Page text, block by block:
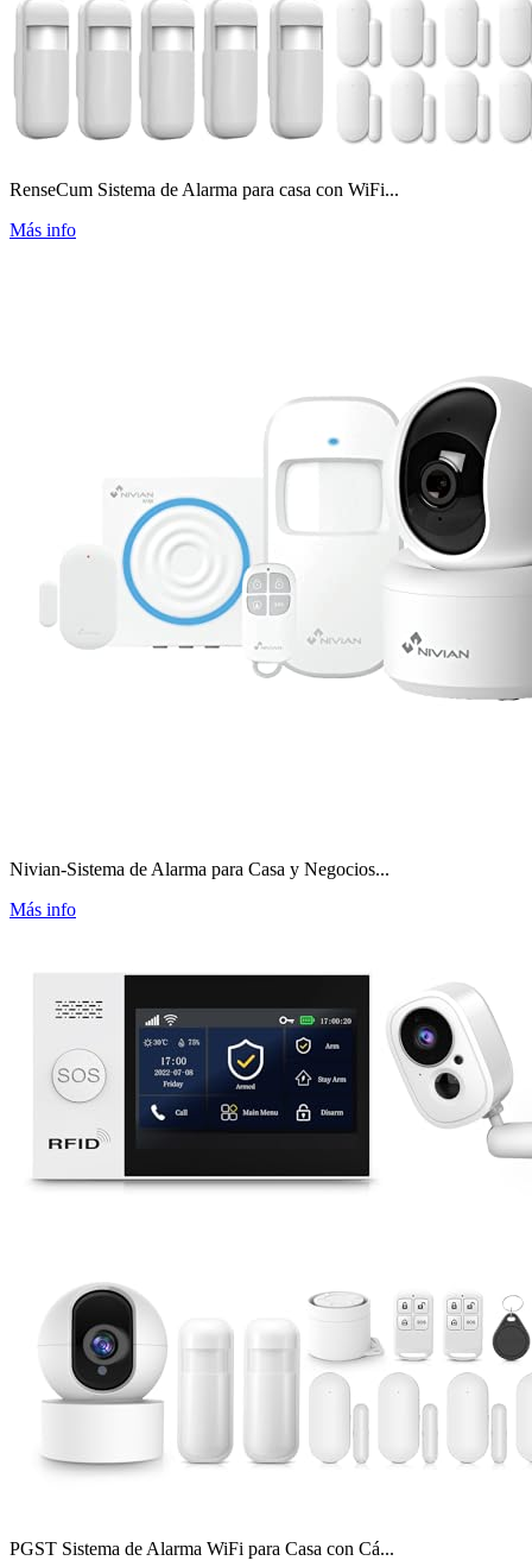
RenseCum Sistema de Alarma para casa con WiFi...
Más info
Nivian-Sistema de Alarma para Casa y Negocios...
Más info
PGST Sistema de Alarma WiFi para Casa con Cá...